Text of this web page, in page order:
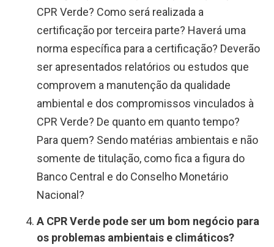
CPR Verde? Como será realizada a
certificação por terceira parte? Haverá uma
norma específica para a certificação? Deverão
ser apresentados relatórios ou estudos que
comprovem a manutenção da qualidade
ambiental e dos compromissos vinculados à
CPR Verde? De quanto em quanto tempo?
Para quem? Sendo matérias ambientais e não
somente de titulação, como fica a figura do
Banco Central e do Conselho Monetário
Nacional?
A CPR Verde pode ser um bom negócio para
os problemas ambientais e climáticos?